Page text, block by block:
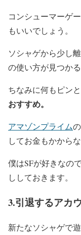
コンシューマーゲ
もいいでしょう。
ソシャゲから少し
の使い方が見つか
ちなみに何もピン
おすすめ。
アマゾンプライム
してお金もかから
僕はSFが好きなの
ししておきます。
3.引退するアカ
新たなソシャゲで